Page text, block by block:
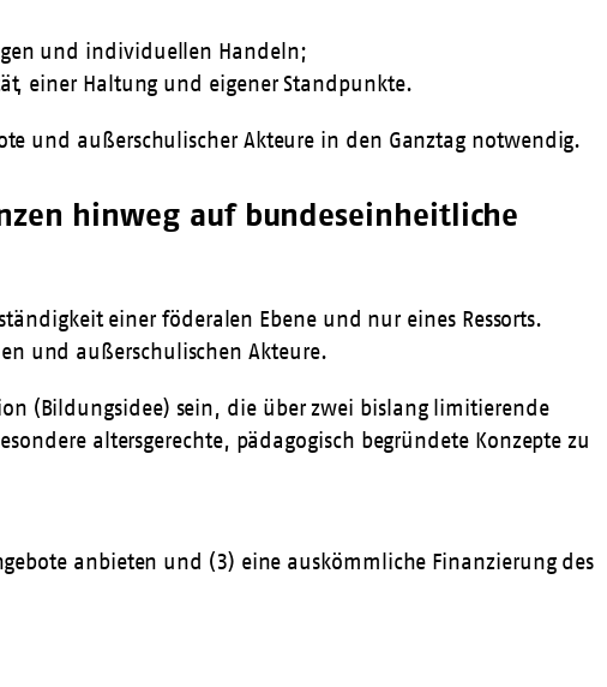
und individuellen Handeln;
einer Haltung und eigener Standpunkte.
und außerschulischer Akteure in den Ganztag notwendig.
hinweg auf bundeseinheitliche
einer föderalen Ebene und nur eines Ressorts.
und außerschulischen Akteure.
(Bildungsidee) sein, die über zwei bislang limitierende
altersgerechte, pädagogisch begründete Konzepte zu
anbieten und (3) eine auskömmliche Finanzierung des